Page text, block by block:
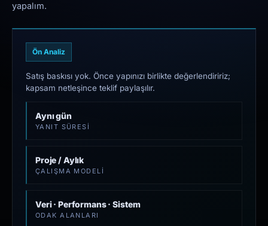
yapalım.
Ön Analiz
Satış baskısı yok. Önce yapınızı birlikte değerlendiririz;
kapsam netleşince teklif paylaşılır.
Aynı gün
YANIT SÜRESI
Proje / Aylık
ÇALIŞMA MODELI
Veri · Performans · Sistem
ODAK ALANLARI